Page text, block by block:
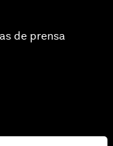
de prensa